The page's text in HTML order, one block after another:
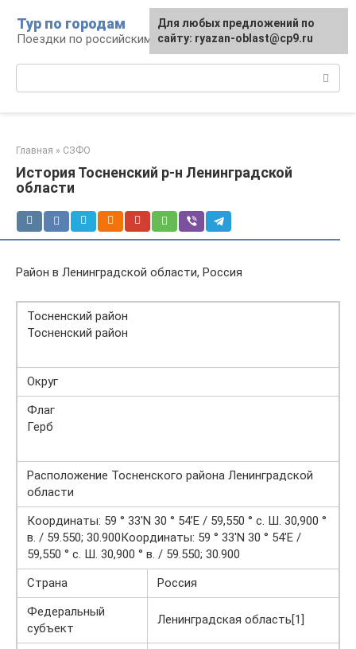
контенту
Тур по городам
Поездки по российским городам
Главная » СЗФО
История Тосненский р-н Ленинградской
области
Район в Ленинградской области, Россия
Тосненский район
Тосненский район
Округ
Флаг
Герб
Расположение Тосненского района Ленинградской
области
Координаты: 59 ° 33′N 30 ° 54’E / 59,550 ° с. Ш. 30,900 °
в. / 59.550; 30.900Координаты: 59 ° 33′N 30 ° 54’E /
59,550 ° с. Ш. 30,900 ° в. / 59.550; 30.900
Страна
Россия
Федеральный
субъект
Ленинградская область[1]
Для любых предложений по
сайту: ryazan-oblast@cp9.ru